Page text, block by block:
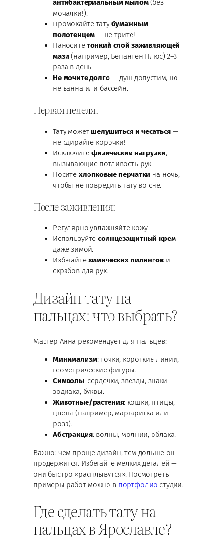
антибактериальным мылом(без
мочалки!).
Промокайте тату бумажным
полотенцем— не трите!
Наносите тонкий слой заживляющей
мази (например, Бепантен Плюс) 2–3
раза в день.
Не мочите долго— душ допустим, но
не ванна или бассейн.
Первая неделя:
Тату может шелушиться и чесаться —
не сдирайте корочки!
Исключите физические нагрузки,
вызывающие потливость рук.
Носите хлопковые перчатки на ночь,
чтобы не повредить тату во сне.
После заживления:
Регулярно увлажняйте кожу.
Используйтесолнцезащитный крем
даже зимой.
Избегайте химических пилингови
скрабов для рук.
Дизайн тату на
пальцах: что выбрать?
Мастер Анна рекомендует для пальцев:
Минимализм: точки, короткие линии,
геометрические фигуры.
Символы: сердечки, звёзды, знаки
зодиака, буквы.
Животные/растения: кошки, птицы,
цветы (например, маргаритка или
роза).
Абстракция: волны, молнии, облака.
Важно: чем проще дизайн, тем дольше он
продержится. Избегайте мелких деталей —
они быстро «расплывутся». Посмотреть
примеры работ можно в портфолио студии.
Где сделать тату на
пальцах в Ярославле?